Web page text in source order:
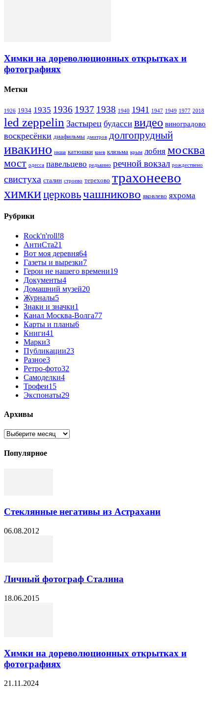
Химки на дореволюционных открытках и
фотографиях
Метки
1926 1934 1935 1936 1937 1938 1940 1941 1947 1949 1977 2018
led zeppelin Застырец будасси видео виноградово
воскресёнки диафильмы дмитров долгопрудный
ивакино икша катюшки киев клязьма крым лобня москва
мост одесса павельцево редькино речной вокзал рождествено
свистуха сталин строево терехово трахонеево
химкицерковьчашниково яковлево яхрома
Рубрики
Rock'n'roll!8
АнтиСта21
Вот моя деревня64
Газеты и вырезки7
Герои не нашего времени19
Документы4
Домашний музей20
Журналы5
Знаки и значки1
Канал Москва-Волга77
Карты и планы6
Книги41
Марки3
Публикации23
Разное3
Ретро-фото32
Самоделки4
Трофеи15
Экспонаты29
Архивы
Архивы
Популярное
Стеклянные негативы из Астрахани
06.08.2012
Личный фотограф Сталина
18.06.2015
Химки на дореволюционных открытках и
фотографиях
21.11.2024